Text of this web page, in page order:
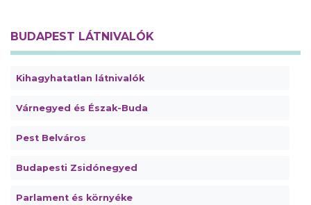
BUDAPEST LÁTNIVALÓK
Kihagyhatatlan látnivalók
Várnegyed és Észak-Buda
Pest Belváros
Budapesti Zsidónegyed
Parlament és környéke